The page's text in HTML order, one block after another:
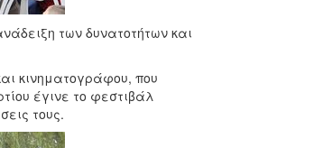
των δυνατοτήτων και
κινηματογράφου, που
έγινε το φεστιβάλ
τους.